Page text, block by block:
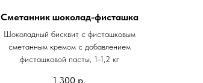
Сметанник шоколад-фисташка
Шоколадный бисквит с фисташковым
сметанным кремом с добавлением
фисташковой пасты, 1-1,2 кг
1 300 р.